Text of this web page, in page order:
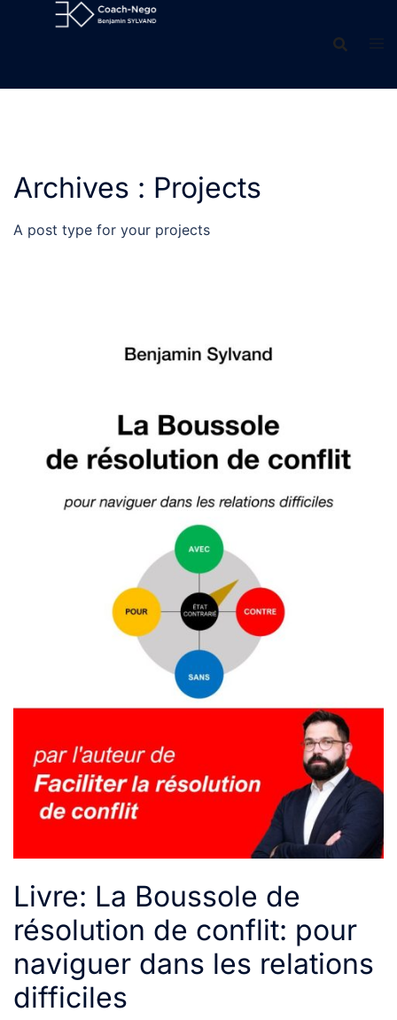
Archives : Projects
A post type for your projects
Livre: La Boussole de
résolution de conflit: pour
naviguer dans les relations
difficiles